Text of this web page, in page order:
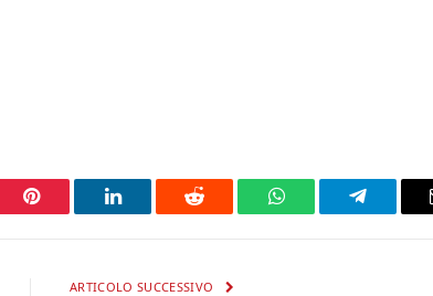
Pinterest LinkedIn Reddit WhatsAppTelegram
ARTICOLO SUCCESSIVO